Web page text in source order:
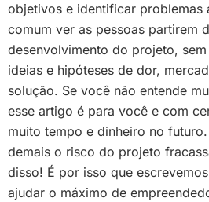
objetivos e identificar problemas
comum ver as pessoas partirem
desenvolvimento do projeto,
ideias e hipóteses de dor,
solução. Se você não entende
esse artigo é para você e com
muito tempo e dinheiro no
demais o risco do projeto
disso! É por isso que
ajudar o máximo de